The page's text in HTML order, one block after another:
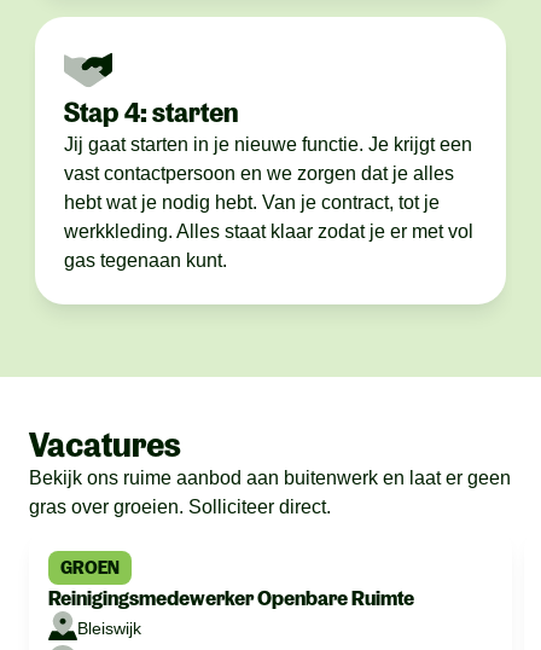
Stap 4: starten
Jij gaat starten in je nieuwe functie. Je krijgt een
vast contactpersoon en we zorgen dat je alles
hebt wat je nodig hebt. Van je contract, tot je
werkkleding. Alles staat klaar zodat je er met vol
gas tegenaan kunt.
Vacatures
Bekijk ons ruime aanbod aan buitenwerk en laat er geen
gras over groeien. Solliciteer direct.
GROEN
Reinigingsmedewerker Openbare Ruimte
Bleiswijk